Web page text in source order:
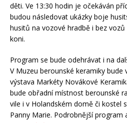
děti. Ve 13:30 hodin je očekáván
budou následovat ukázky boje
husitů na vozové hradbě i bez
koni.
Program se bude odehrávat i na
V Muzeu berounské keramiky bude
výstava Markéty Novákové
bude obřadní místnost berounské
vile i v Holandském domě či kostel
Panny Marie. Podrobnější program